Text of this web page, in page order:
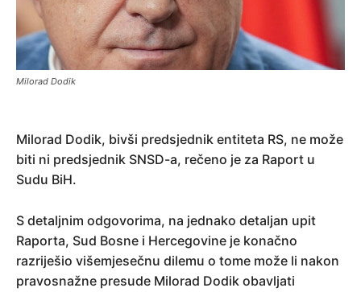
Milorad Dodik
Milorad Dodik, bivši predsjednik entiteta RS, ne može
biti ni predsjednik SNSD-a, rečeno je za Raport u
Sudu BiH.
S detaljnim odgovorima, na jednako detaljan upit
Raporta, Sud Bosne i Hercegovine je konačno
razriješio višemjesečnu dilemu o tome može li nakon
pravosnažne presude Milorad Dodik obavljati